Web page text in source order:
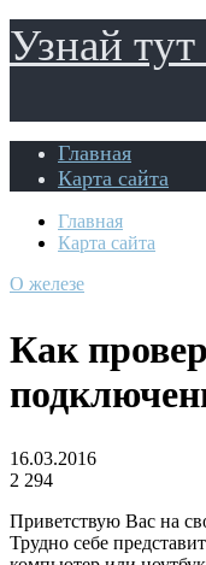
Узнай тут
Главная
Карта сайта
Главная
Карта сайта
О железе
Как
16.03.2016
2 294
Приветствую Вас на
Трудно себе